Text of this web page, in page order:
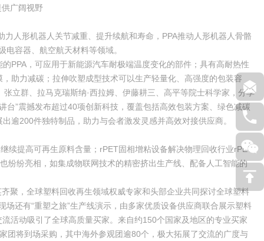
广阔视野
人形机器人关节减重、提升续航和寿命，PPA推动人形机器人骨骼
容器、航空航天材料等领域。
PPA，可应用于新能源汽车耐极端温度变化的部件；具有高耐热性
助力减碳；拉伸吹塑成型技术可以生产轻量化、高强度的包装容
立群、拉马克瑞斯纳·西拉姆、伊藤耕三、高平等院士科学家，分享
台”震撼发布超过40项创新科技，覆盖包括高效包装方案、绿色减碳
逾200件独特制品，助力与会者激发灵感并高效对接供应商。
续提高可再生原料含量；rPET固相增粘设备解决物理回收行业rPET
纷纷亮相，如集成物联网技术的精密挤出生产线、配备人工智能的
聚，全球塑料回收再生领域权威专家和头部企业共同探讨全球塑料
还有“重塑之旅”生产线演示，由多家优质设备供应商联合展示塑料
活动吸引了全球高质量买家。来自约150个国家及地区的专业买家
团将到场采购，其中海外参观团逾80个，极大拓展了交流的广度与